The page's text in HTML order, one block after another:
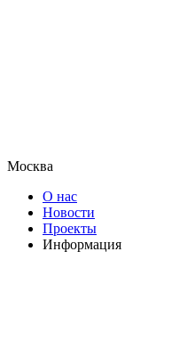
Москва
О нас
Новости
Проекты
Информация